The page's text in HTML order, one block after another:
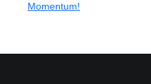
Momentum!